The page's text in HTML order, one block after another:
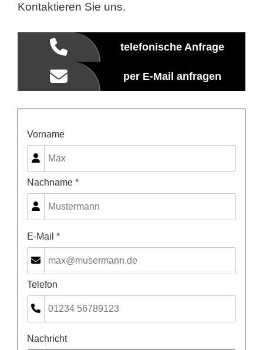
Kontaktieren Sie uns.
telefonische Anfrage
per E-Mail anfragen
Vorname
Nachname *
E-Mail *
Telefon
Nachricht